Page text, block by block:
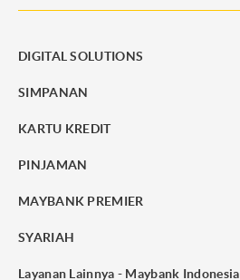
DIGITAL SOLUTIONS
SIMPANAN
KARTU KREDIT
PINJAMAN
MAYBANK PREMIER
SYARIAH
Layanan Lainnya - Maybank Indonesia